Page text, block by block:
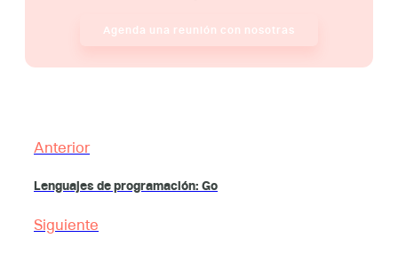
Agenda una reunión con nosotras
Anterior
Lenguajes de programación: Go
Siguiente